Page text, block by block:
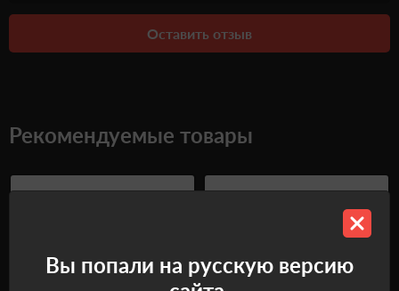
Оставить отзыв
Рекомендуемые товары
Вы попали на русскую версию